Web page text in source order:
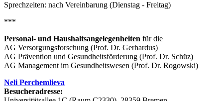
Sprechzeiten: nach Vereinbarung (Dienstag - Freitag)
***
Personal- und Haushaltsangelegenheiten für die
AG Versorgungsforschung (Prof. Dr. Gerhardus)
AG Prävention und Gesundheitsförderung (Prof. Dr. Schüz)
AG Management im Gesundheitswesen (Prof. Dr. Rogowski)
Neli Perchemlieva
Besucheradresse: